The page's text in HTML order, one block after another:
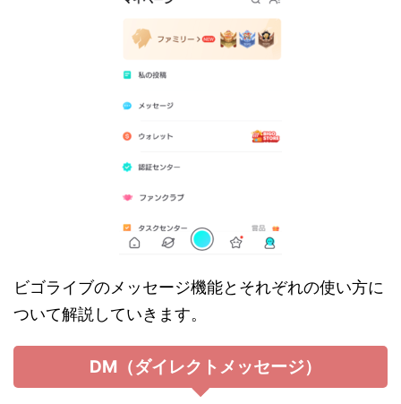
ビゴライブのメッセージ機能とそれぞれの使い方に
ついて解説していきます。
DM（ダイレクトメッセージ）